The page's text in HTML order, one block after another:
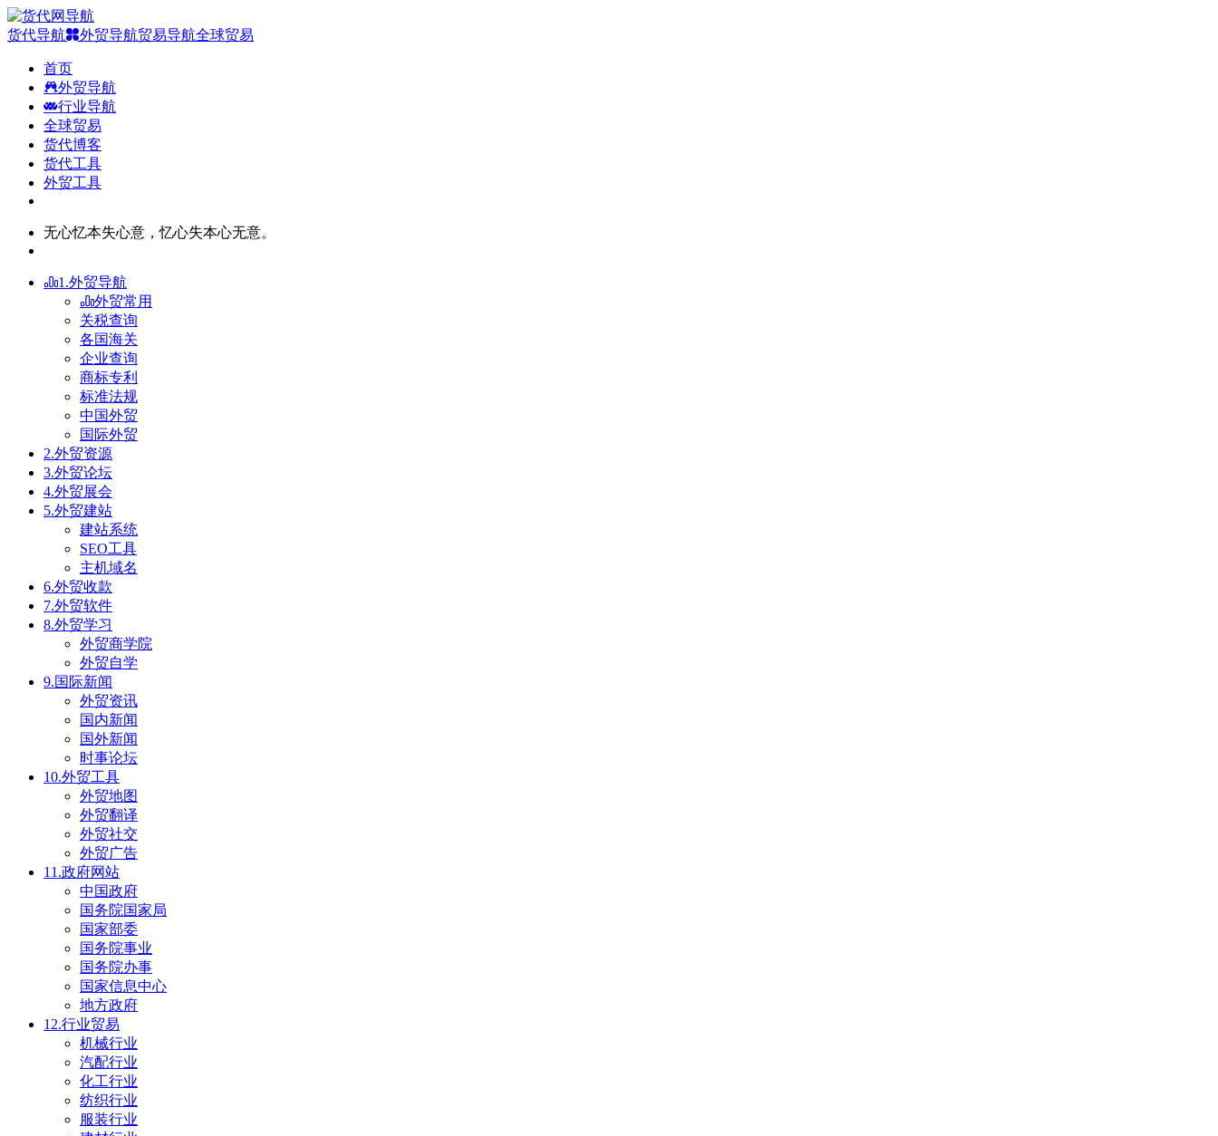
货代导航 外贸导航贸易导航全球贸易
首页
外贸导航
行业导航
全球贸易
货代博客
货代工具
外贸工具
无心忆本失心意，忆心失本心无意。
1.外贸导航
外贸常用
关税查询
各国海关
企业查询
商标专利
标准法规
中国外贸
国际外贸
2.外贸资源
3.外贸论坛
4.外贸展会
5.外贸建站
建站系统
SEO工具
主机域名
6.外贸收款
7.外贸软件
8.外贸学习
外贸商学院
外贸自学
9.国际新闻
外贸资讯
国内新闻
国外新闻
时事论坛
10.外贸工具
外贸地图
外贸翻译
外贸社交
外贸广告
11.政府网站
中国政府
国务院国家局
国家部委
国务院事业
国务院办事
国家信息中心
地方政府
12.行业贸易
机械行业
汽配行业
化工行业
纺织行业
服装行业